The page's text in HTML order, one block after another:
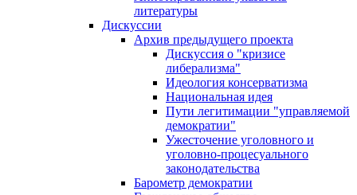
литературы
Дискуссии
Архив предыдущего проекта
Дискуссия о "кризисе
либерализма"
Идеология консерватизма
Национальная идея
Пути легитимации "управляемой
демократии"
Ужесточение уголовного и
уголовно-процесуального
законодательства
Барометр демократии